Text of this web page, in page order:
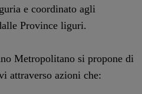
e coordinato agli
Province liguri.
Metropolitano si propone di
attraverso azioni che: